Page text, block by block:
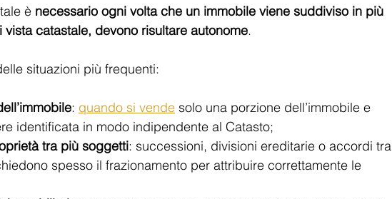
è necessario ogni volta che un immobile viene suddiviso in più
catastale, devono risultare autonome.
situazioni più frequenti:
: quando si vende solo una porzione dell’immobile e
identificata in modo indipendente al Catasto;
tra più soggetti: successioni, divisioni ereditarie o accordi tra
spesso il frazionamento per attribuire correttamente le